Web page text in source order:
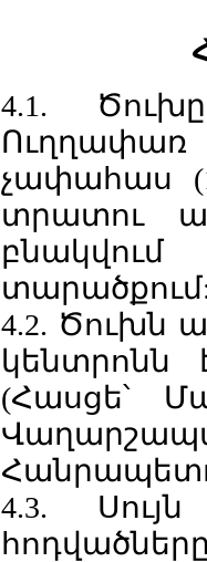
4.1.
Ուղղափառ
չափահաս
տրատու
4.2. Ծուխն
կենտրոնն
(Հասցե՝
4.3.